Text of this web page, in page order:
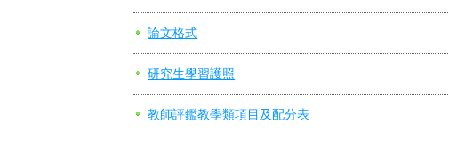
論文格式
研究生學習護照
教師評鑑教學類項目及配分表